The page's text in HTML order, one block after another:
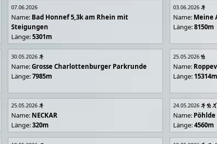
07.06.2026
Name: Bad Honnef 5,3k am Rhein mit
Steigungen
Länge:5301m
03.06.2026
Name: Meine
Länge:8150m
30.05.2026
Name:Grosse Charlottenburger Parkrunde
Länge:7985m
25.05.2026
Name:
Länge: 15314m
25.05.2026
Name: NECKAR
Länge:320m
24.05.2026
Name: Pöhlde
Länge:4560m